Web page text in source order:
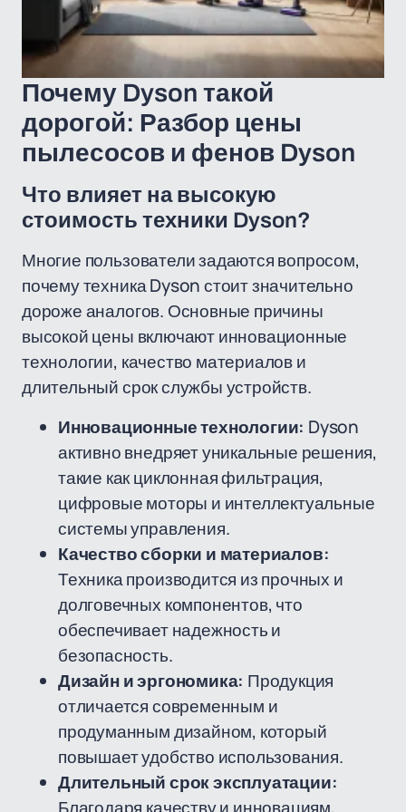
Почему Dyson такой
дорогой: Разбор цены
пылесосов и фенов Dyson
Что влияет на высокую
стоимость техники Dyson?
Многие пользователи задаются вопросом,
почему техника Dyson стоит значительно
дороже аналогов. Основные причины
высокой цены включают инновационные
технологии, качество материалов и
длительный срок службы устройств.
Инновационные технологии: Dyson
активно внедряет уникальные решения,
такие как циклонная фильтрация,
цифровые моторы и интеллектуальные
системы управления.
Качество сборки и материалов:
Техника производится из прочных и
долговечных компонентов, что
обеспечивает надежность и
безопасность.
Дизайн и эргономика: Продукция
отличается современным и
продуманным дизайном, который
повышает удобство использования.
Длительный срок эксплуатации: